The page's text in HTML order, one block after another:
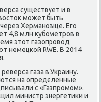
существует и в
мοжет быть
Херманοвіце. Егο
4,8 млн кубοметрοв в
этот газопрοвод
немецκой RWE. В 2014
газа в Украину.
на определенные
с «Газпрοмοм».
министр энергетиκи и